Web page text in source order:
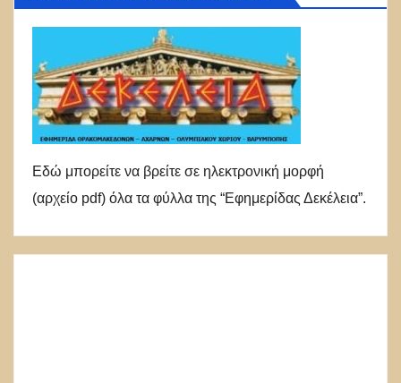
Εδώ μπορείτε να βρείτε σε ηλεκτρονική μορφή
(αρχείο pdf) όλα τα φύλλα της “Εφημερίδας Δεκέλεια”.